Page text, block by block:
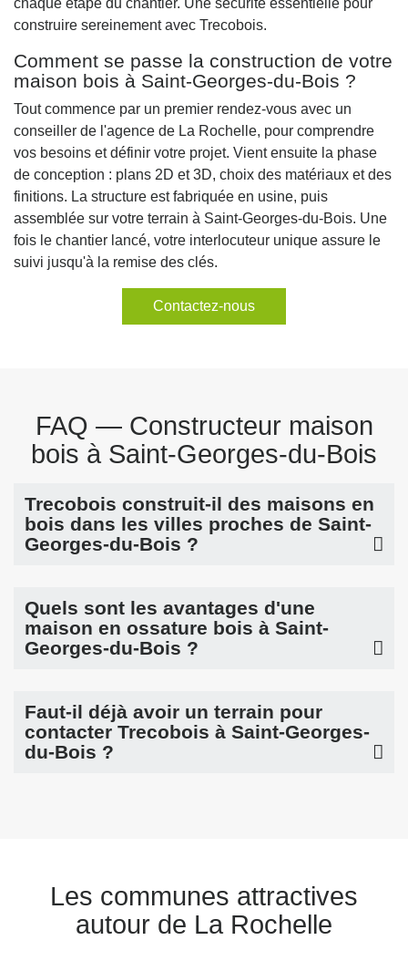
chaque étape du chantier. Une sécurité essentielle pour
construire sereinement avec Trecobois.
Comment se passe la construction de votre
maison bois à Saint-Georges-du-Bois ?
Tout commence par un premier rendez-vous avec un
conseiller de l'agence de La Rochelle, pour comprendre
vos besoins et définir votre projet. Vient ensuite la phase
de conception : plans 2D et 3D, choix des matériaux et des
finitions. La structure est fabriquée en usine, puis
assemblée sur votre terrain à Saint-Georges-du-Bois. Une
fois le chantier lancé, votre interlocuteur unique assure le
suivi jusqu'à la remise des clés.
Contactez-nous
FAQ — Constructeur maison
bois à Saint-Georges-du-Bois
Trecobois construit-il des maisons en
bois dans les villes proches de Saint-
Georges-du-Bois ?
Quels sont les avantages d'une
maison en ossature bois à Saint-
Georges-du-Bois ?
Faut-il déjà avoir un terrain pour
contacter Trecobois à Saint-Georges-
du-Bois ?
Les communes attractives
autour de La Rochelle